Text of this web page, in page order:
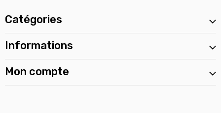
Catégories
Informations
Mon compte